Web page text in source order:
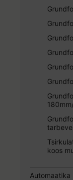
koos
Automaatika